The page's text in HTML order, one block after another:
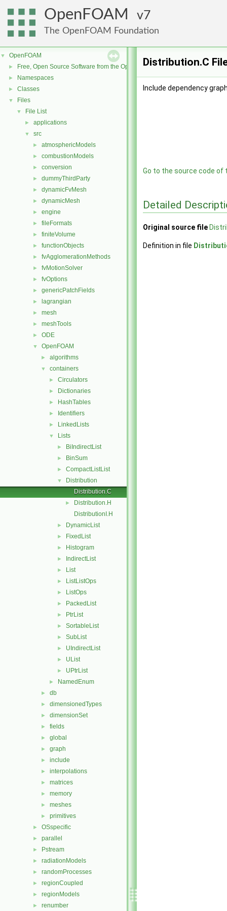
OpenFOAM 7
The OpenFOAM Foundation
▼ OpenFOAM
► Free, Open Source Software from the OpenFOAM Foundation
► Namespaces
► Classes
▼ Files
▼ File List
► applications
▼ src
► atmosphericModels
► combustionModels
► conversion
► dummyThirdParty
► dynamicFvMesh
► dynamicMesh
► engine
► fileFormats
► finiteVolume
► functionObjects
► fvAgglomerationMethods
► fvMotionSolver
► fvOptions
► genericPatchFields
► lagrangian
► mesh
► meshTools
► ODE
▼ OpenFOAM
► algorithms
▼ containers
► Circulators
► Dictionaries
► HashTables
► Identifiers
► LinkedLists
▼ Lists
► BiIndirectList
► BinSum
► CompactListList
▼
Distribution
Distribution.C
►
Distribution.H
DistributionI.H
► DynamicList
► FixedList
► Histogram
► IndirectList
► List
► ListListOps
► ListOps
► PackedList
► PtrList
► SortableList
► SubList
► UIndirectList
► UList
► UPtrList
► NamedEnum
► db
► dimensionedTypes
► dimensionSet
► fields
► global
► graph
► include
► interpolations
► matrices
► memory
► meshes
► primitives
► OSspecific
► parallel
► Pstream
► radiationModels
► randomProcesses
► regionCoupled
► regionModels
► renumber
Distribution.C
Include dependency
Go to the source code of
Detailed
Original source file
Definition in file